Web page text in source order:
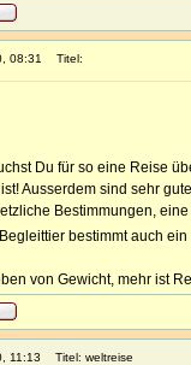
08:31 Titel:
Du für so eine Reise
Ausserdem sind sehr
Bestimmungen,
bestimmt auch
von Gewicht, mehr ist
11:13 Titel: weltreise